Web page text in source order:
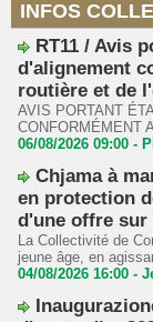
INFOS
RT11 / Avis
d'alignement
routière et de
AVIS PORTANT
CONFORMÉMENT
06/08/2026 09:00 -
Chjama à
en protection
d'une offre sur
La Collectivité de
jeune âge, en
04/08/2026 16:00 -